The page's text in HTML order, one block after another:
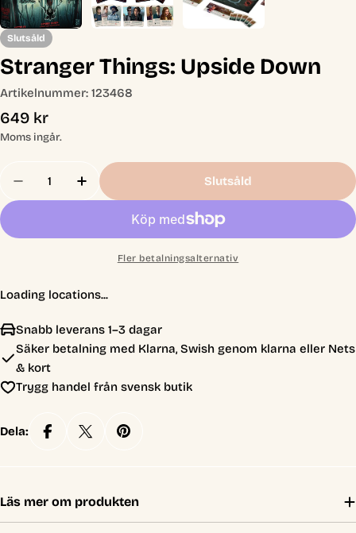
Slutsåld
Stranger Things: Upside Down
Artikelnummer: 123468
Ordinarie
pris
649 kr
Moms ingår.
Minska Antal För Stranger Things: Upside Down
Öka Antal För Stranger Things: Upside
Slutsåld
Fler betalningsalternativ
Loading locations...
Snabb leverans 1–3 dagar
Säker betalning med Klarna, Swish genom klarna eller Nets
& kort
Trygg handel från svensk butik
Dela:
Läs mer om produkten